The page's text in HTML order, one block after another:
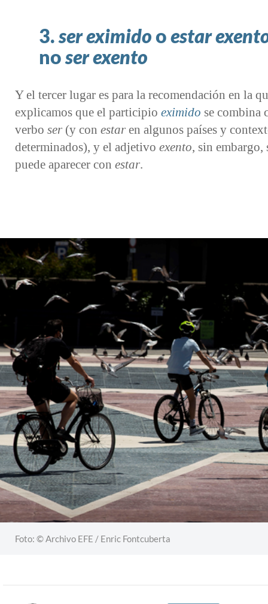
3.ser eximidooestar
noser exento
Y el tercer lugar es para la recomendación en la
explicamos que el participio eximido se combina
verbo ser (y con estar en algunos países y
determinados), y el adjetivo exento, sin embargo,
puede aparecer con estar.
Foto: © Archivo EFE / Enric Fontcuberta